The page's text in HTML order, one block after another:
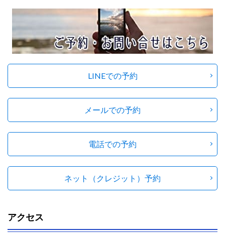
LINEでの予約
メールでの予約
電話での予約
ネット（クレジット）予約
アクセス